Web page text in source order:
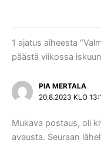
1 ajatus aiheesta
päästä viikossa
PIA MERTALA
20.8.2023 KLO
Mukava postaus, oli
avausta. Seuraan